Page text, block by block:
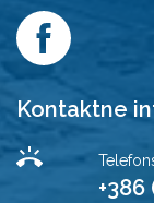
Kontaktne
+386